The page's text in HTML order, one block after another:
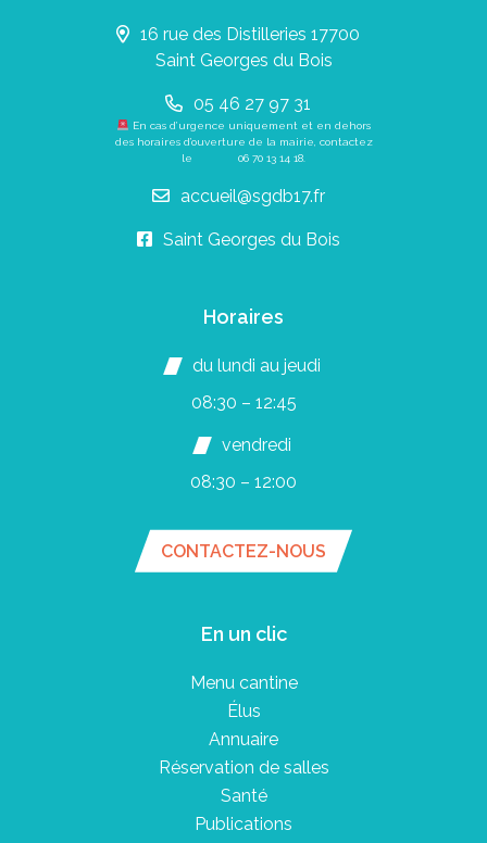
16 rue des Distilleries 17700
Saint Georges du Bois
05 46 27 97 31
En cas d’urgence uniquement et en dehors
des horaires d’ouverture de la mairie, contactez
le 06 70 13 14 18
accueil@sgdb17.fr
Saint Georges du Bois
Horaires
du lundi au jeudi
08:30 – 12:45
vendredi
08:30 – 12:00
CONTACTEZ-NOUS
En un clic
Menu cantine
Élus
Annuaire
Réservation de salles
Santé
Publications